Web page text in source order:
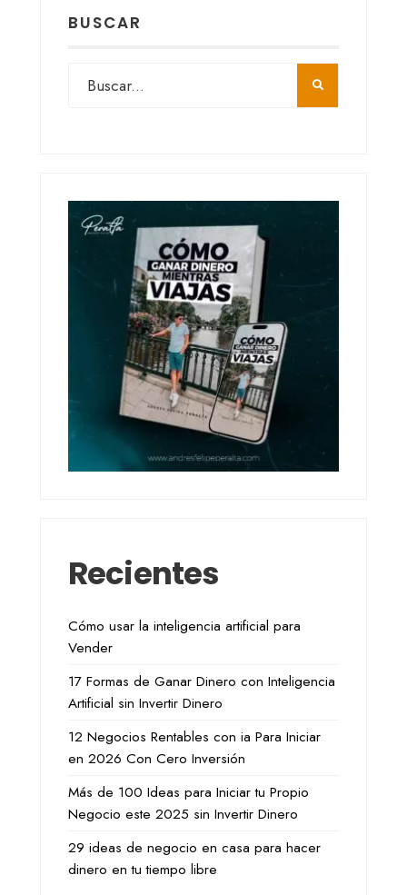
BUSCAR
Recientes
Cómo usar la inteligencia artificial para
Vender
17 Formas de Ganar Dinero con Inteligencia
Artificial sin Invertir Dinero
12 Negocios Rentables con ia Para Iniciar
en 2026 Con Cero Inversión
Más de 100 Ideas para Iniciar tu Propio
Negocio este 2025 sin Invertir Dinero
29 ideas de negocio en casa para hacer
dinero en tu tiempo libre